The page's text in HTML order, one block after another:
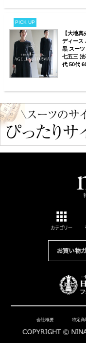
PICK UP
【大地
ディース
黒 スー
七五三
代 50代
会社概要 特定商